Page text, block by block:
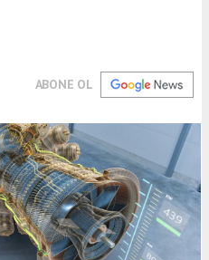
ABONE OL